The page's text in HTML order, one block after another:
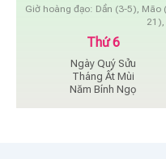
Giờ hoàng đạo: Dần (3-5),
Thứ 6
Ngày Quý Sửu
Tháng Ất Mùi
Năm Bính Ngọ